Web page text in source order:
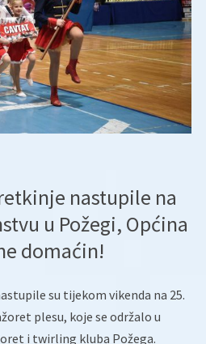
nastupile na
u Požegi, Općina
domaćin!
su tijekom vikenda na 25.
plesu, koje se održalo u
i twirling kluba Požega.